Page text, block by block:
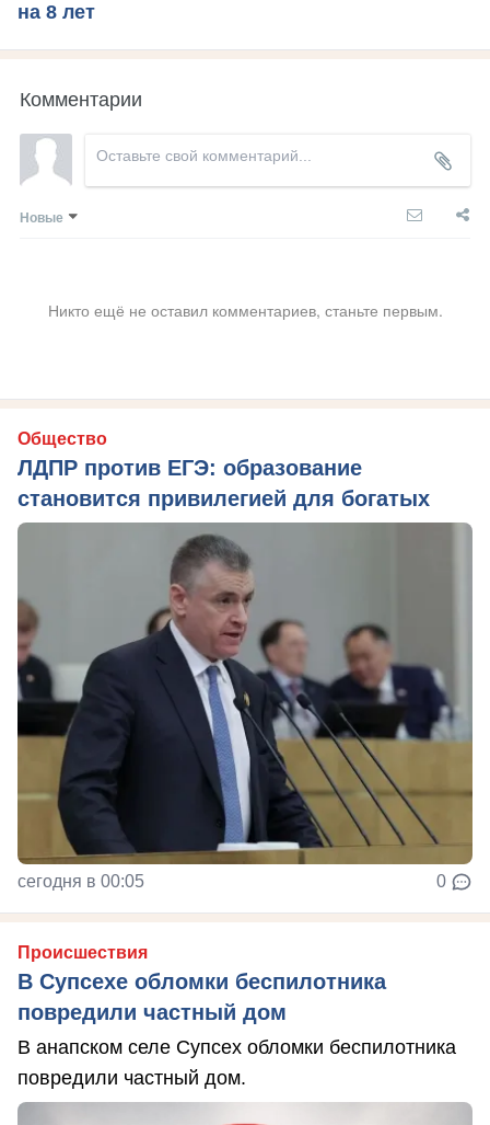
на 8 лет
Комментарии
Новые
Никто ещё не оставил комментариев, станьте первым.
Общество
ЛДПР против ЕГЭ: образование
становится привилегией для богатых
сегодня в 00:05 0
Происшествия
В Супсехе обломки беспилотника
повредили частный дом
В анапском селе Супсех обломки беспилотника
повредили частный дом.